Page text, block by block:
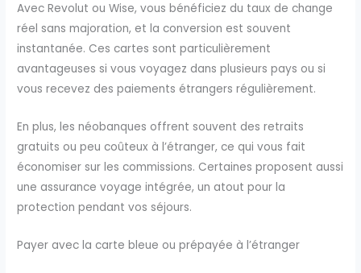
Avec Revolut ou Wise, vous bénéficiez du taux de change
réel sans majoration, et la conversion est souvent
instantanée. Ces cartes sont particulièrement
avantageuses si vous voyagez dans plusieurs pays ou si
vous recevez des paiements étrangers régulièrement.
En plus, les néobanques offrent souvent des retraits
gratuits ou peu coûteux à l’étranger, ce qui vous fait
économiser sur les commissions. Certaines proposent aussi
une assurance voyage intégrée, un atout pour la
protection pendant vos séjours.
Payer avec la carte bleue ou prépayée à l’étranger